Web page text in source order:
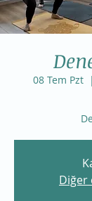
08 Tem Pzt
Diğer